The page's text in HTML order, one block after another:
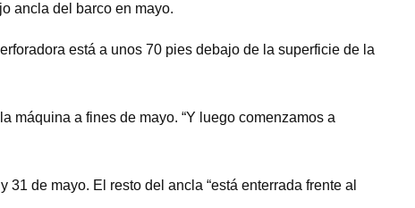
ancla del barco en mayo.
está a unos 70 pies debajo de la superficie de la
máquina a fines de mayo. “Y luego comenzamos a
de mayo. El resto del ancla “está enterrada frente al